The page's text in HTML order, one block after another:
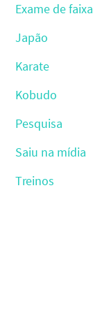
Exame de faixa
Japão
Karate
Kobudo
Pesquisa
Saiu na mídia
Treinos